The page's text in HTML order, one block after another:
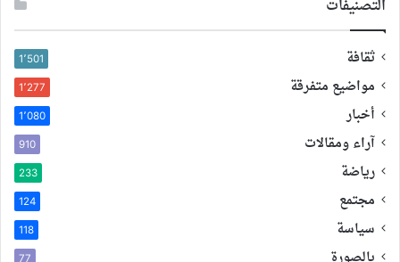
التصنيفات
ثقافة 1٬501
مواضيع متفرقة 1٬277
أخبار 1٬080
آراء ومقالات 910
رياضة 233
مجتمع 124
سياسة 118
77